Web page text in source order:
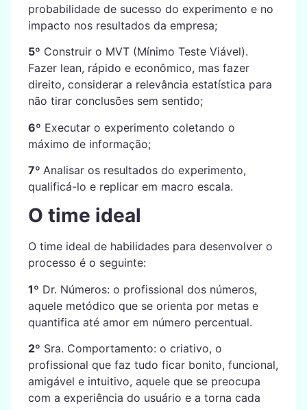
probabilidade de sucesso do experimento e no
impacto nos resultados da empresa;
5º Construir o MVT (Mínimo Teste Viável).
Fazer lean, rápido e econômico, mas fazer
direito, considerar a relevância estatística para
não tirar conclusões sem sentido;
6º Executar o experimento coletando o
máximo de informação;
7º Analisar os resultados do experimento,
qualificá-lo e replicar em macro escala.
O time ideal
O time ideal de habilidades para desenvolver o
processo é o seguinte:
1º Dr. Números: o profissional dos números,
aquele metódico que se orienta por metas e
quantifica até amor em número percentual.
2º Sra. Comportamento: o criativo, o
profissional que faz tudo ficar bonito, funcional,
amigável e intuitivo, aquele que se preocupa
com a experiência do usuário e a torna cada